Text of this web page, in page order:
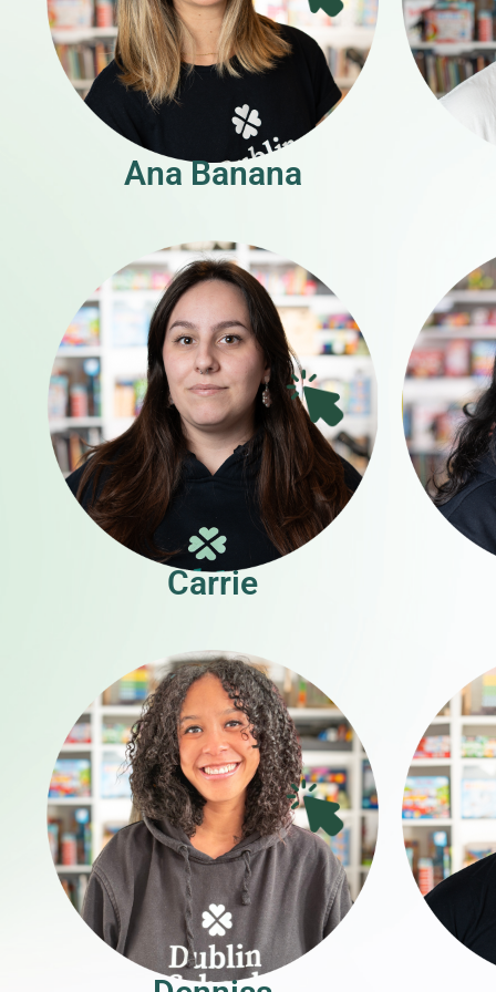
Ana Banana
Carrie